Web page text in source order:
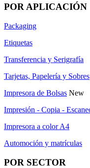
POR APLICACIÓN
Packaging
Etiquetas
Transferencia y Serigrafía
Tarjetas, Papelería y Sobres
Impresora de Bolsas New
Impresión - Copia -
Impresora a color A4
Automoción y matrículas
POR SECTOR